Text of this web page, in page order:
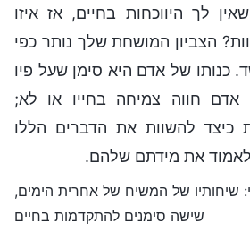
לך היווכחות בחיים, אז איזו
הצביון המושחת שלך נותר כפי
כנותו של אדם היא סימן שעל פיו
חווה צמיחה בחייו או לא;
כיצד להשוות את הדברים הללו
את מידתם שלהם.
שיחותיו של המשיח של אחרית הימים,
שישה סימנים להתקדמות בחיים